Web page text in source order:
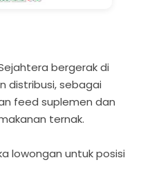
bergerak di
distribusi, sebagai
feed suplemen dan
ternak.
lowongan untuk posisi